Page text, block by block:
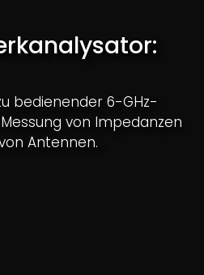
bedienender 6-GHz-
von Impedanzen
Antennen.